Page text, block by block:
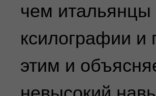
чем
ксилографии
этим и